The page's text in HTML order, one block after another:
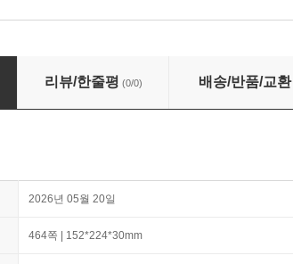
리뷰/한줄평 (0/0) 배송/반품/교환
2026년 05월 20일
464쪽 | 152*224*30mm